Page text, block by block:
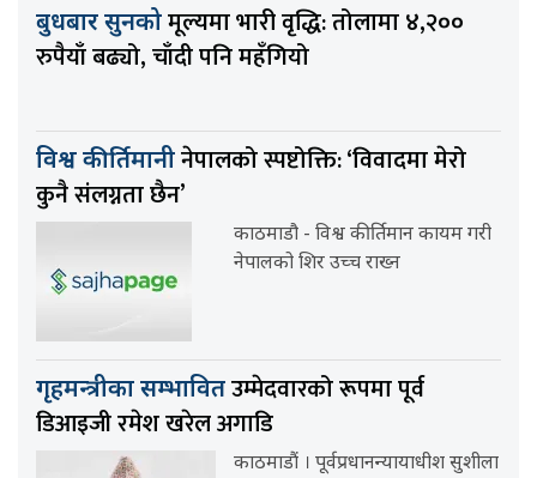
बुधबार सुनकोमूल्यमा भारी वृद्धि: तोलामा ४,२००
रुपैयाँ बढ्यो, चाँदी पनि महँगियो
विश्व कीर्तिमानीनेपालको स्पष्टोक्ति: ‘विवादमा मेरो
कुनै संलग्नता छैन’
काठमाडौ - विश्व कीर्तिमान कायम गरी
नेपालको शिर उच्च राख्न
गृहमन्त्रीका सम्भावितउम्मेदवारको रूपमा पूर्व
डिआइजी रमेश खरेल अगाडि
काठमाडौं । पूर्वप्रधानन्यायाधीश सुशीला